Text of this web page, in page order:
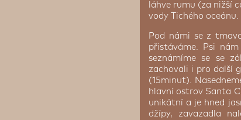
láhve rumu (za nižší
vody Tichého oceánu.
Pod námi se z
přistáváme. Psi
seznámíme se se
zachovali i pro další
(15minut).
hlavní ostrov Santa
unikátní a je hned
džípy, zavazadla